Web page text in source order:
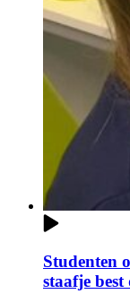
Studenten
staafje